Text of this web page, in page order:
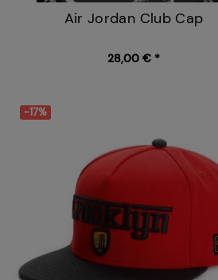
Air Jordan Club Cap
28,00 € *
-17%